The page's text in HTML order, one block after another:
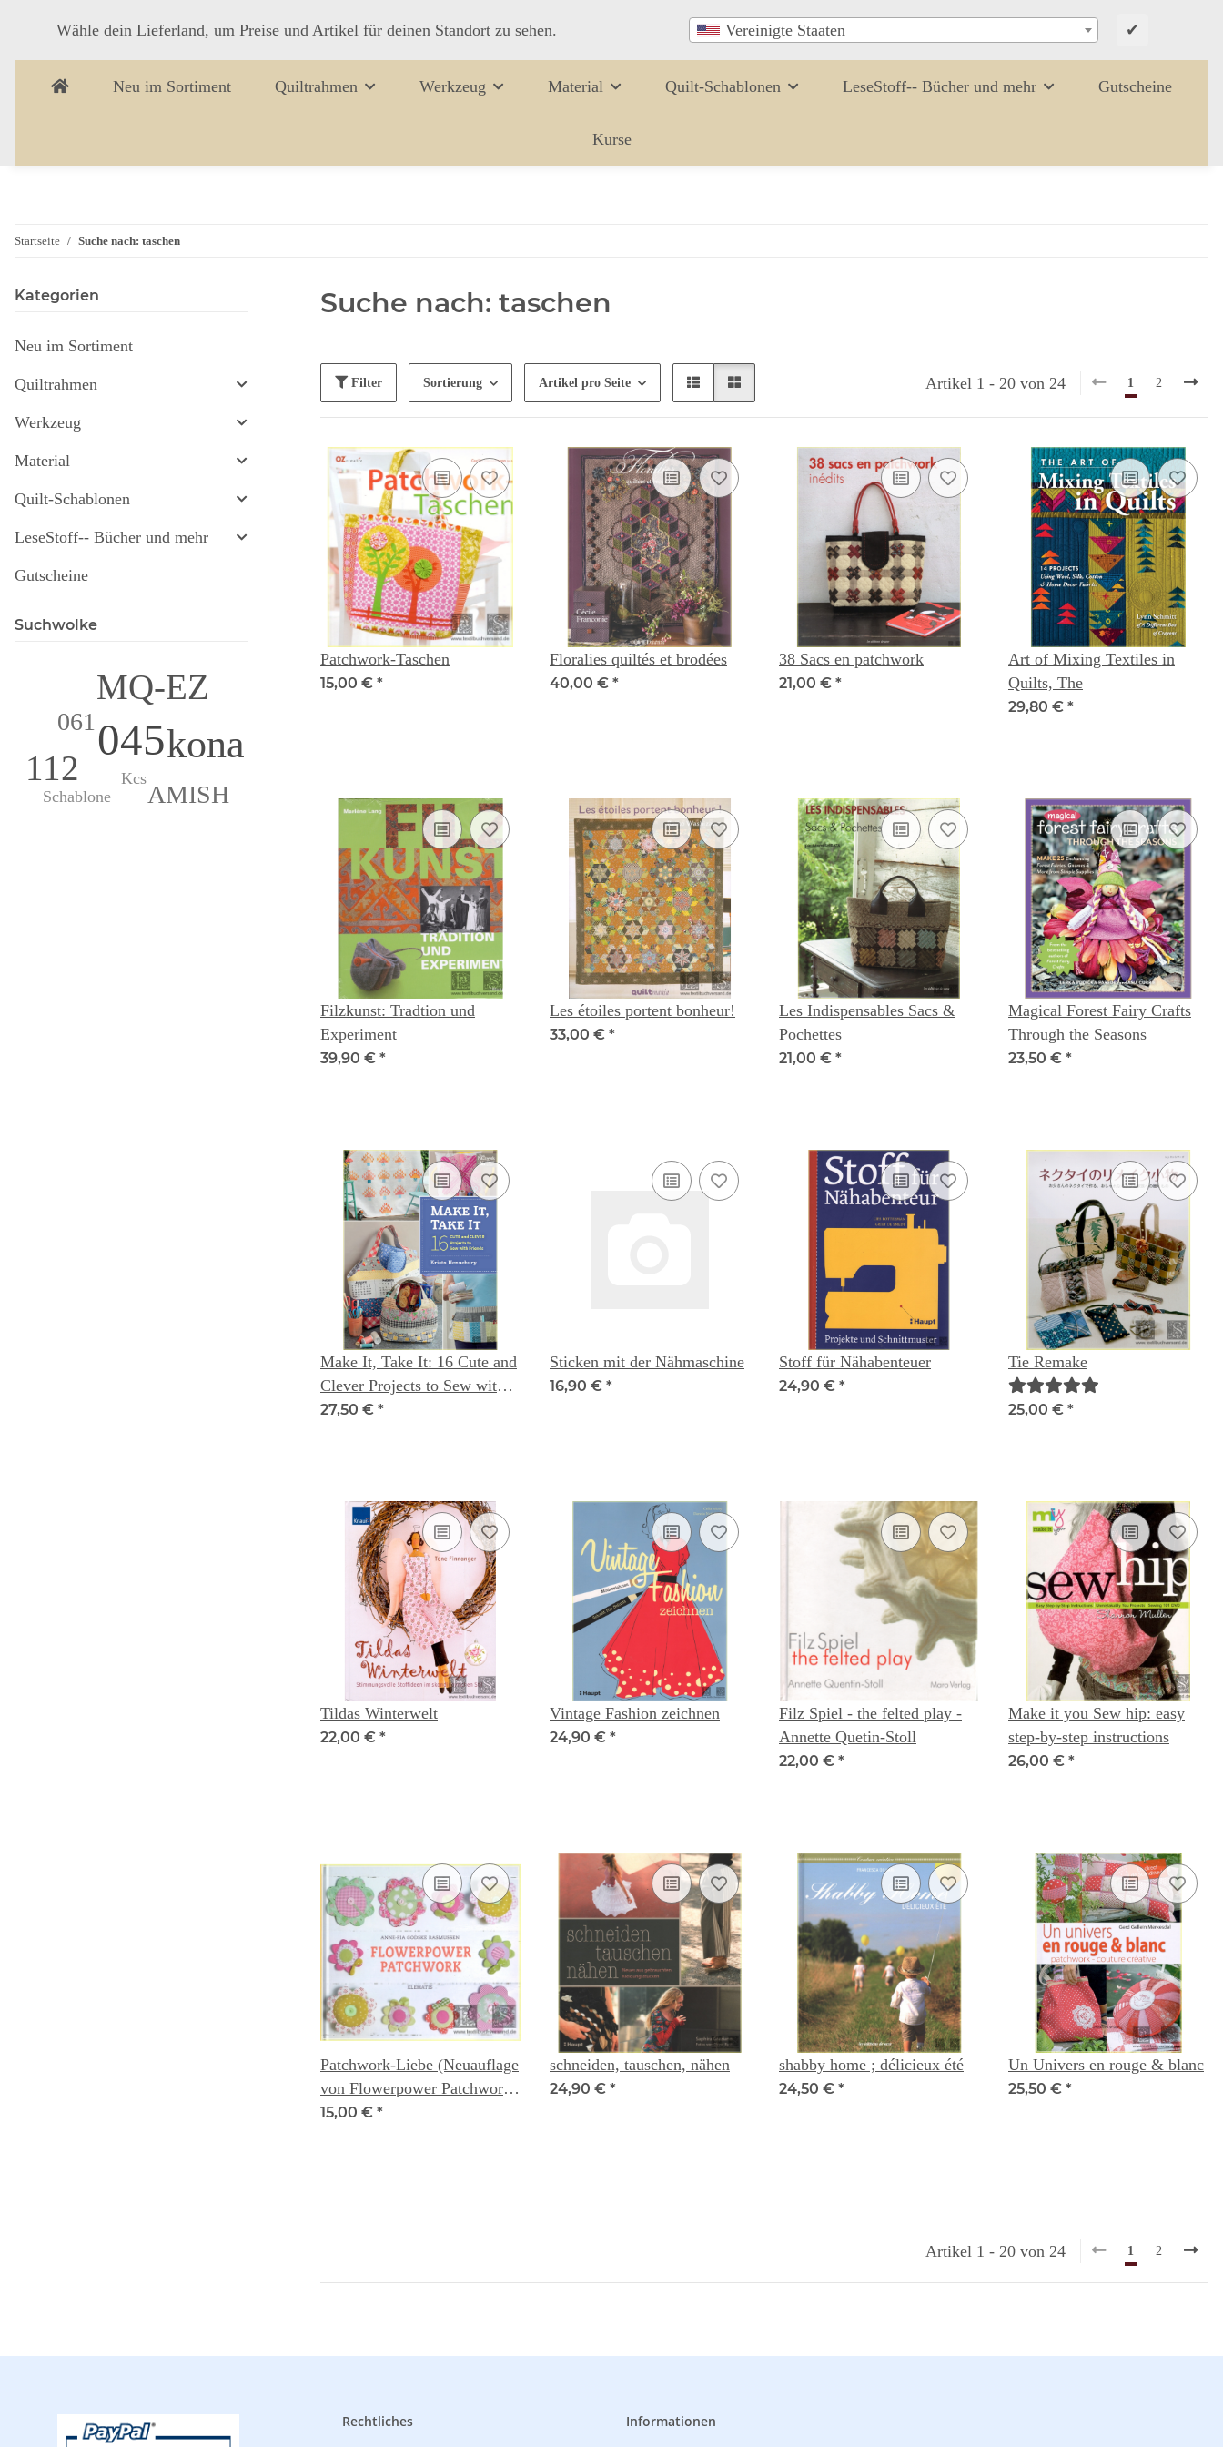
Wähle dein Lieferland, um Preise und Artikel für deinen Standort zu sehen. Vereinigte Staaten ✔
Neu im Sortiment Quiltrahmen Werkzeug Material Quilt-Schablonen LeseStoff-- Bücher und mehr Gutscheine
Kurse
Startseite Suche nach: taschen
Suche nach: taschen
Filter Sortierung Artikel pro Seite Artikel 1 - 20 von 24 1 2
Patchwork-Taschen
15,00 € *
Floralies quiltés et brodées
40,00 € *
38 Sacs en patchwork
21,00 € *
Art of Mixing Textiles in
Quilts, The
29,80 € *
Filzkunst: Tradtion und
Experiment
39,90 € *
Les étoiles portent bonheur!
33,00 € *
Les Indispensables Sacs &
Pochettes
21,00 € *
Magical Forest Fairy Crafts
Through the Seasons
23,50 € *
Make It, Take It: 16 Cute and
Clever Projects to Sew with
Friends
27,50 € *
Sticken mit der Nähmaschine
16,90 € *
Stoff für Nähabenteuer
24,90 € *
Tie Remake
25,00 € *
Tildas Winterwelt
22,00 € *
Vintage Fashion zeichnen
24,90 € *
Filz Spiel - the felted play -
Annette Quetin-Stoll
22,00 € *
Make it you Sew hip: easy
step-by-step instructions
26,00 € *
Patchwork-Liebe (Neuauflage
von Flowerpower Patchwork)
- Anne-Pia Godske
15,00 € *
schneiden, tauschen, nähen
24,90 € *
shabby home ; délicieux été
24,50 € *
Un Univers en rouge & blanc
25,50 € *
Artikel 1 - 20 von 24 1 2
Kategorien
Neu im Sortiment
Quiltrahmen
Werkzeug
Material
Quilt-Schablonen
LeseStoff-- Bücher und mehr
Gutscheine
Suchwolke
045kona
MQ-EZ
112
AMISH
061
Kcs
Schablone
Rechtliches Informationen